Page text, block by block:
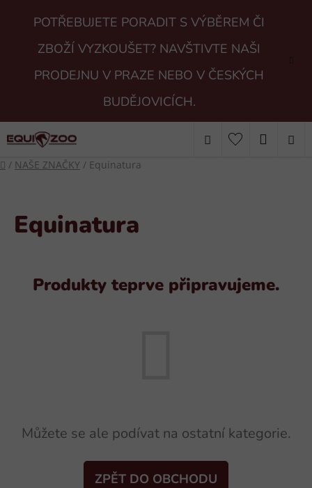
POTŘEBUJETE PORADIT S VÝBĚREM ČI
ZBOŽÍ VYZKOUŠET? NAVŠTIVTE NAŠI
PRODEJNU V PRAZE NEBO V ČESKÝCH
BUDĚJOVICÍCH.
Hledat
Domů
/ NAŠE ZNAČKY / Equinatura
Equinatura
Produkty teprve připravujeme.
Můžete se ale podívat na ostatní kategorie.
ZPĚT DO OBCHODU